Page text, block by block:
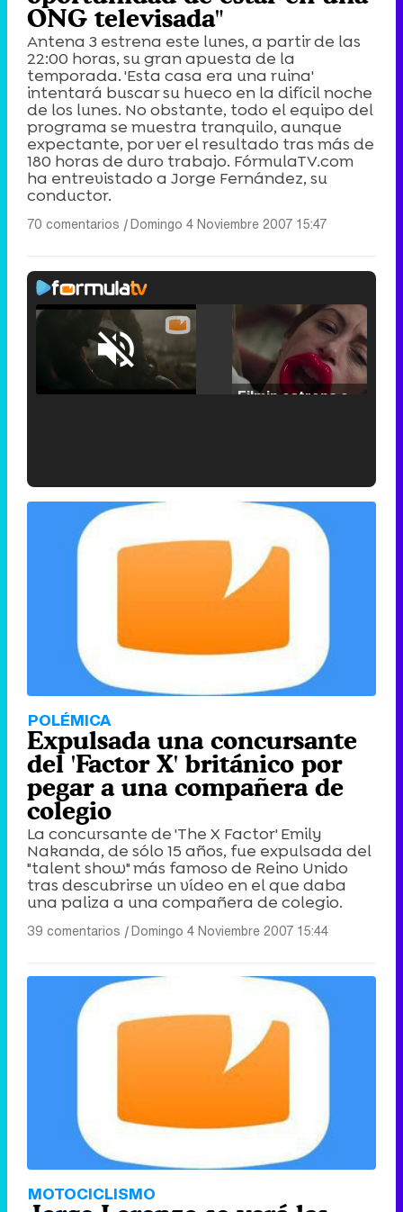
ONG televisada"
Antena 3 estrena este lunes, a partir de las
22:00 horas, su gran apuesta de la
temporada. 'Esta casa era una ruina'
intentará buscar su hueco en la difícil noche
de los lunes. No obstante, todo el equipo del
programa se muestra tranquilo, aunque
expectante, por ver el resultado tras más de
180 horas de duro trabajo. FórmulaTV.com
ha entrevistado a Jorge Fernández, su
conductor.
70 comentarios |Domingo 4 Noviembre 2007 15:47
Unmute /
Loaded:
25.30%
'120 Minutos' celebra sus 2.000 programas en Telemadrid con un vídeo del día a día en la redacción
POLÉMICA
Expulsada una concursante
del 'Factor X' británico por
pegar a una compañera de
colegio
La concursante de 'The X Factor' Emily
Nakanda, de sólo 15 años, fue expulsada del
"talent show" más famoso de Reino Unido
tras descubrirse un vídeo en el que daba
una paliza a una compañera de colegio.
39 comentarios |Domingo 4 Noviembre 2007 15:44
MOTOCICLISMO